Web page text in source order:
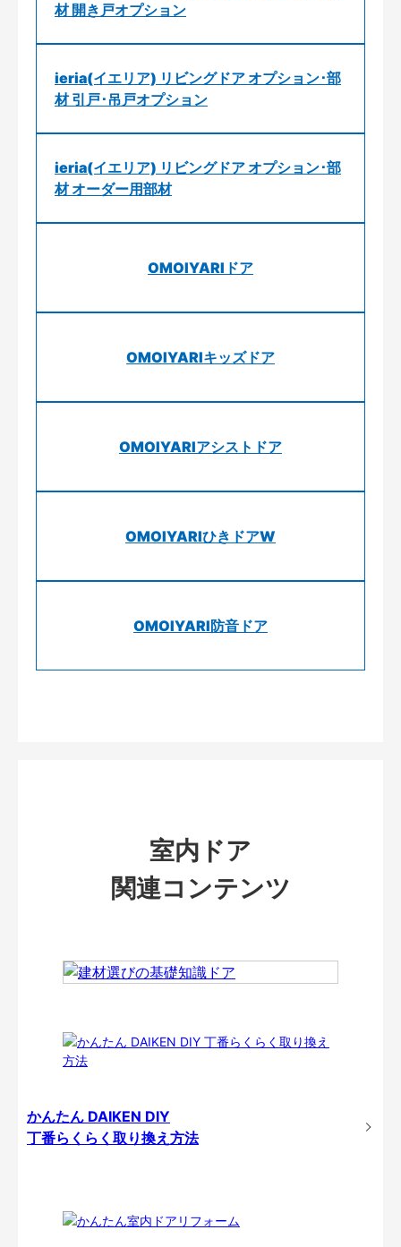
材 開き戸オプション
ieria(イエリア) リビングドア オプション･部
材 引戸･吊戸オプション
ieria(イエリア) リビングドア オプション･部
材 オーダー用部材
OMOIYARIドア
OMOIYARIキッズドア
OMOIYARIアシストドア
OMOIYARIひきドアW
OMOIYARI防音ドア
室内ドア
関連コンテンツ
かんたん DAIKEN DIY
丁番らくらく取り換え方法